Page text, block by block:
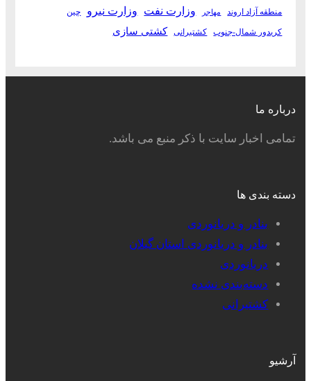
منطقه آزاد اروند مهاجر وزارت نفت وزارت نیرو چین
کریدور شمال-جنوب کشتیرانی کشتی سازی
درباره ما
تمامی اخبار سایت با ذکر منبع می باشد.
دسته بندی ها
بنادر و دریانوردی
بنادر و دریانوردی استان گیلان
دریانوردی
دسته‌بندی نشده
کشتیرانی
آرشیو